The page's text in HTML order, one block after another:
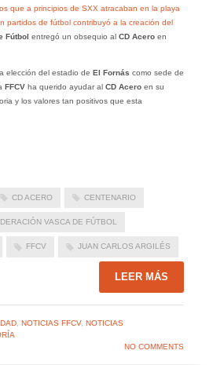
que a principios de SXX atracaban en la playa
partidos de fútbol contribuyó a la creación del
Fútbol entregó un obsequio alCD Aceroen
elección del estadio de El Fornás como sede de
FFCVha querido ayudar al CD Aceroen su
y los valores tan positivos que esta
CD ACERO CENTENARIO
VASCA DE FÚTBOL
FFCV JUAN CARLOS ARGILÉS
LEER MÁS
, NOTICIAS FFCV, NOTICIAS
NO COMMENTS